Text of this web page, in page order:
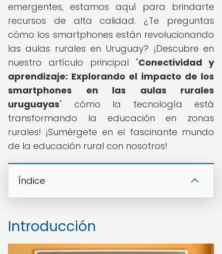
emergentes, estamos aquí para brindarte
recursos de alta calidad. ¿Te preguntas
cómo los smartphones están revolucionando
las aulas rurales en Uruguay? ¡Descubre en
nuestro artículo principal "Conectividad y
aprendizaje: Explorando el impacto de los
smartphones en las aulas rurales
uruguayas" cómo la tecnología está
transformando la educación en zonas
rurales! ¡Sumérgete en el fascinante mundo
de la educación rural con nosotros!
Índice
Introducción